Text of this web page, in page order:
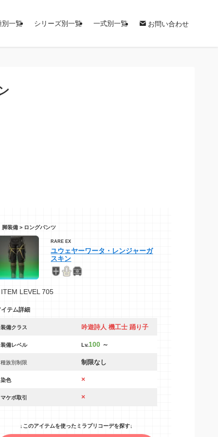
別一覧 シリーズ別一覧 一式別一覧 お問い合わせ
脚装備 > ロングパンツ
RARE EX
ユウェヤーワータ・レンジャーガ
スキン
ITEM LEVEL 705
イテム詳細
装備クラス 吟遊詩人 機工士 踊り子
装備レベル Lv.100～
種族別制限 制限なし
染色 ×
マケボ取引 ×
↓このアイテムを使ったミラプリコーデを探す↓